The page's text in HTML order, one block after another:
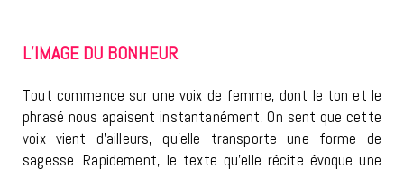
L’IMAGE DU BONHEUR
Tout commence sur une voix de femme, dont le ton et le
phrasé nous apaisent instantanément. On sent que cette
voix vient d’ailleurs, qu’elle transporte une forme de
sagesse. Rapidement, le texte qu’elle récite évoque une